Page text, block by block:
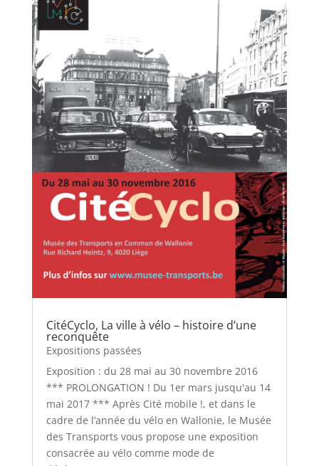
CitéCyclo, La ville à vélo – histoire d’une
reconquête
Expositions passées
Exposition : du 28 mai au 30 novembre 2016
*** PROLONGATION ! Du 1er mars jusqu'au 14
mai 2017 *** Après Cité mobile !, et dans le
cadre de l’année du vélo en Wallonie, le Musée
des Transports vous propose une exposition
consacrée au vélo comme mode de